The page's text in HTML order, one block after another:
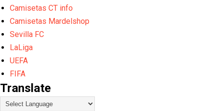
Camisetas CT info
Camisetas Mardelshop
Sevilla FC
LaLiga
UEFA
FIFA
Translate